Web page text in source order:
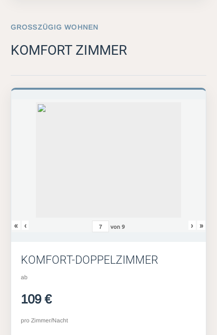
GROSSZÜGIG WOHNEN
KOMFORT ZIMMER
« ‹ von9 › »
KOMFORT-DOPPELZIMMER
ab
109 €
pro Zimmer/Nacht